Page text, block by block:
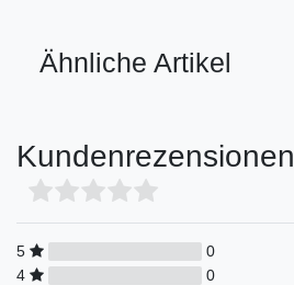
Ähnliche Artikel
Kundenrezensionen
5
0
4
0